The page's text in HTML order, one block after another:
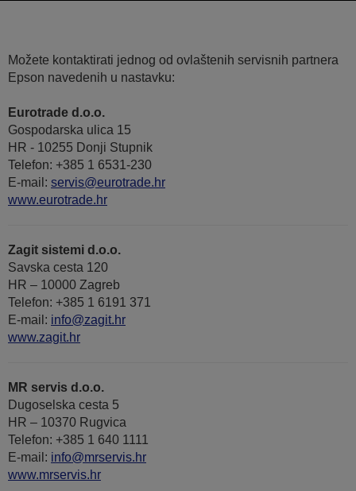
Možete kontaktirati jednog od ovlaštenih servisnih partnera
Epson navedenih u nastavku:
Eurotrade d.o.o.
Gospodarska ulica 15
HR - 10255 Donji Stupnik
Telefon: +385 1 6531-230
E-mail: servis@eurotrade.hr
www.eurotrade.hr
Zagit sistemi d.o.o.
Savska cesta 120
HR – 10000 Zagreb
Telefon: +385 1 6191 371
E-mail: info@zagit.hr
www.zagit.hr
MR servis d.o.o.
Dugoselska cesta 5
HR – 10370 Rugvica
Telefon: +385 1 640 1111
Е-mail: info@mrservis.hr
www.mrservis.hr